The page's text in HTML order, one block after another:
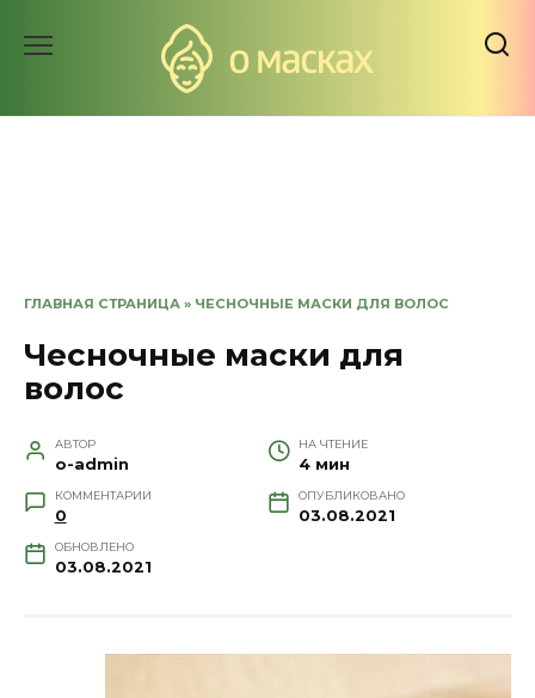
ГЛАВНАЯ СТРАНИЦА » ЧЕСНОЧНЫЕ МАСКИ ДЛЯ ВОЛОС
Чесночные маски для
волос
АВТОР
o-admin
НА ЧТЕНИЕ
4 мин
КОММЕНТАРИИ
0
ОПУБЛИКОВАНО
03.08.2021
ОБНОВЛЕНО
03.08.2021